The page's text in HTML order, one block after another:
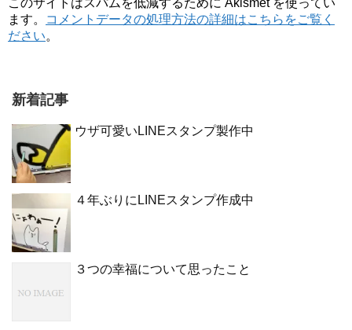
ます。
コメントデータの処理方法の詳細はこちらをご覧く
ださい。
新着記事
ウザ可愛いLINEスタンプ製作中
４年ぶりにLINEスタンプ作成中
３つの幸福について思ったこと